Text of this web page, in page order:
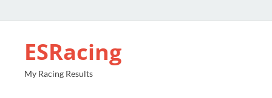
ESRacing
My Racing Results